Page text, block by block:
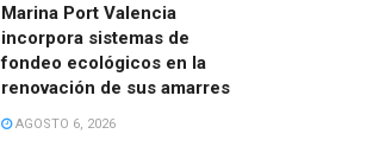
Marina Port Valencia
incorpora sistemas de
fondeo ecológicos en la
renovación de sus amarres
AGOSTO 6, 2026